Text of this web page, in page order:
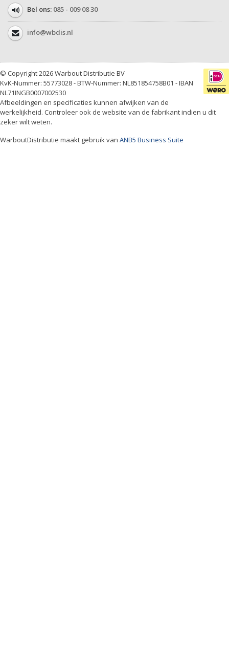
Bel ons: 085 - 009 08 30
info@wbdis.nl
© Copyright 2026 Warbout Distributie BV
KvK-Nummer: 55773028 - BTW-Nummer: NL851854758B01 - IBAN
NL71INGB0007002530
Afbeeldingen en specificaties kunnen afwijken van de
werkelijkheid. Controleer ook de website van de fabrikant indien u dit
zeker wilt weten.
WarboutDistributie maakt gebruik van ANB5 Business Suite